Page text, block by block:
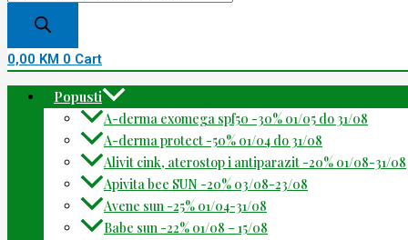
0,00 KM 0 Cart
Popusti
A-derma exomega spf50 -30% 01/05 do 31/08
A-derma protect -50% 01/04 do 31/08
Alivit cink, aterostop i antiparazit -20% 01/08-31/08
Apivita bee SUN -20% 03/08-23/08
Avene sun -25% 01/04-31/08
Babe sun -22% 01/08 – 15/08